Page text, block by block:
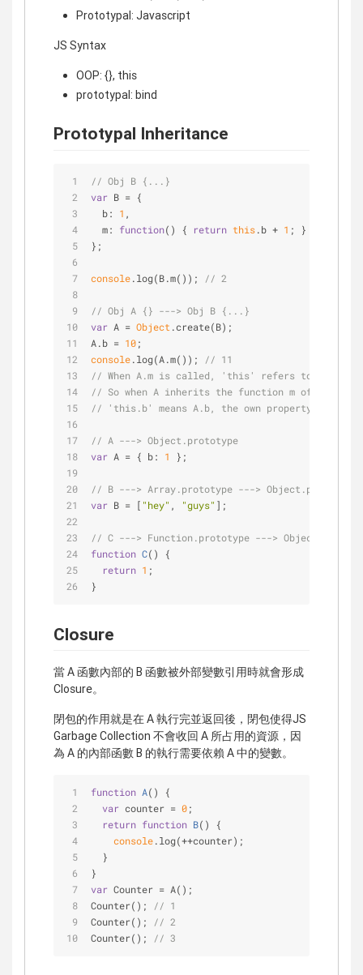
Prototypal: Javascript
JS Syntax
OOP: {}, this
prototypal: bind
Prototypal Inheritance
// Obj B {...}
var B = {
b: 1 ,
m: function( ) { return this.b + 1 ; }
};
console.log(B.m()); // 2
// Obj A {} ---> Obj B {...}
var A = Object .create(B);
A.b = 10;
console.log(A.m());
// 11
// When A.m is called, 'this' refers to A.
// So when A inherits the function m of B,
// 'this.b' means A.b, the own property 'b' of A
// A ---> Object.prototype
var A = { b: 1 };
// B ---> Array.prototype ---> Object.prototype
var B = [ "hey" , "guys" ];
// C ---> Function.prototype --->
function C( )
{
return 1 ;
}
Closure
當 A 函數內部的 B 函數被外部變數引用時就會形成
Closure。
閉包的作用就是在 A 執行完並返回後，閉包使得JS
Garbage Collection 不會收回 A 所占用的資源，因
為 A 的內部函數 B 的執行需要依賴 A 中的變數。
function A( )
{
var counter = 0;
return function B( )
{
console.log(++counter);
  }
}
var Counter = A();
Counter();
// 1
Counter();
// 2
Counter();
// 3